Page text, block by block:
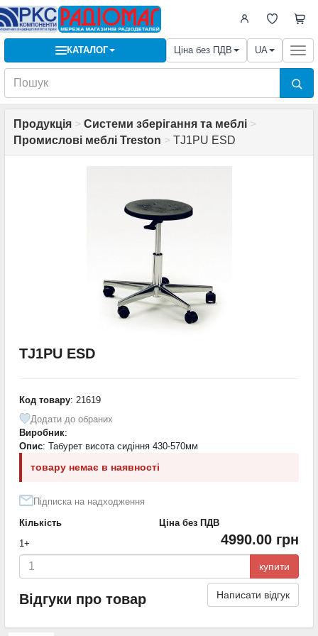
КАТАЛОГ Ціна без ПДВ UA
Продукція > Системи зберігання та меблі >
Промислові меблі Treston > TJ1PU ESD
TJ1PU ESD
Код товару: 21619
Додати до обраних
Виробник:
Опис: Табурет висота сидіння 430-570мм
товару немає в наявності
Підписка на надходження
Кількість
Ціна без ПДВ
1+
4990.00 грн
купити
Відгуки про товар Написати відгук